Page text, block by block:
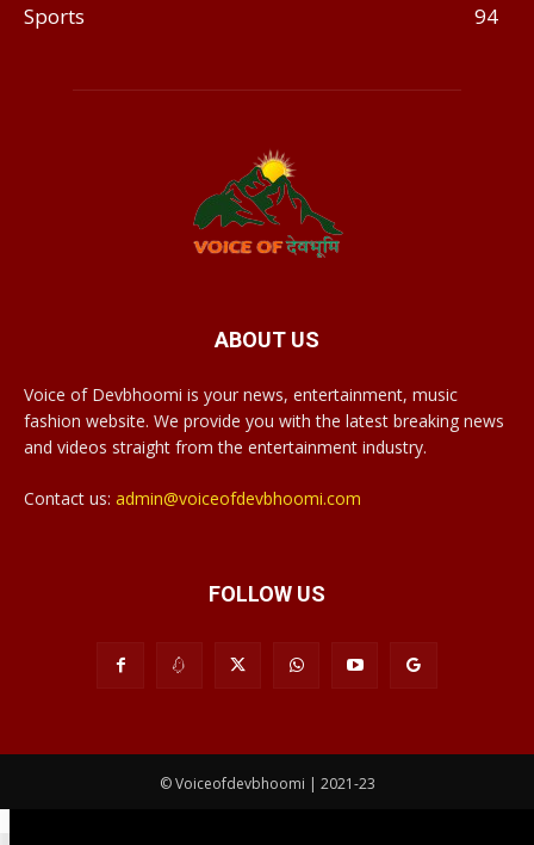
Sports
94
ABOUT US
Voice of Devbhoomi is your news, entertainment, music
fashion website. We provide you with the latest breaking news
and videos straight from the entertainment industry.
Contact us: admin@voiceofdevbhoomi.com
FOLLOW US
© Voiceofdevbhoomi | 2021-23